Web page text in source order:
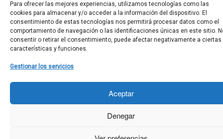
Para ofrecer las mejores experiencias, utilizamos tecnologías como las
cookies para almacenar y/o acceder a la información del dispositivo. El
consentimiento de estas tecnologías nos permitirá procesar datos como el
comportamiento de navegación o las identificaciones únicas en este sitio.
consentir o retirar el consentimiento, puede afectar negativamente a ciertas
características y funciones.
Gestionar los servicios
Aceptar
Denegar